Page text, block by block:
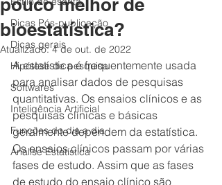
Dicas Pós-publicação
Dicas gerais
Hipótese de pesquisa
Softwares
Inteligência Artificial
Funções do dia a dia
Análise Estatística
pouco melhor de
bioestatística?
Atualizado:4 de out. de 2022
A estatística é frequentemente usada
para analisar dados de pesquisas
quantitativas. Os ensaios clínicos e as
pesquisas clínicas e básicas
geralmente dependem da estatística.
Os ensaios clínicos passam por várias
fases de estudo. Assim que as fases
de estudo do ensaio clínico são